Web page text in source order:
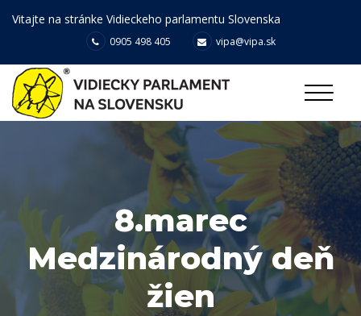
Vitajte na stránke Vidieckeho parlamentu Slovenska
0905 498 405 vipa@vipa.sk
8.marec
Medzinárodný deň
žien